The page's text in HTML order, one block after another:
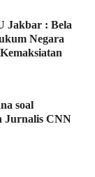
Jakbar : Bela
Negara
soal
Jurnalis CNN